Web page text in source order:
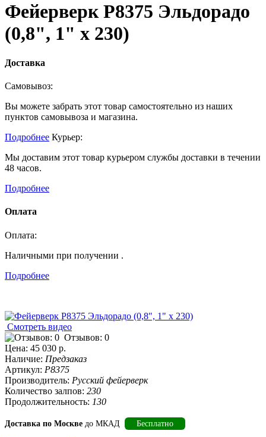
Фейерверк Р8375 Эльдорадо
(0,8", 1" x 230)
Доставка
Самовывоз:
Вы можете забрать этот товар самостоятельно из наших
пунктов самовывоза и магазина.
Подробнее Курьер:
Мы доставим этот товар курьером службы доставки в течении
48 часов.
Подробнее
Оплата
Оплата:
Наличными при получении .
Подробнее
Смотреть видео
Отзывов: 0
Цена: 45 030 р.
Наличие: Предзаказ
Артикул: Р8375
Производитель: Русский фейерверк
Количество залпов: 230
Продолжительность: 130
Доставка по Москве до МКАД Бесплатно